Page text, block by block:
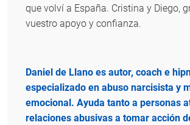
que volví a España. Cristina y Diego,
vuestro apoyo y confianza.
Daniel de Llano es autor, coach e
especializado en abuso narcisista y
emocional. Ayuda tanto a personas
relaciones abusivas a tomar acción